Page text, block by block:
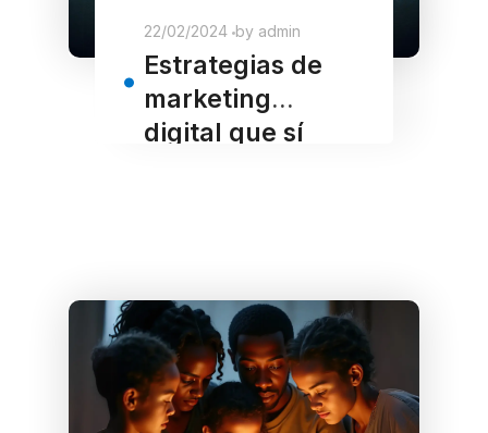
22/02/2024 by admin
Estrategias de
marketing
digital que sí